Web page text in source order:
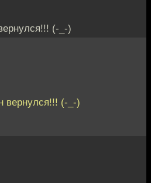
(-_-)
вернулся!!! (-_-)